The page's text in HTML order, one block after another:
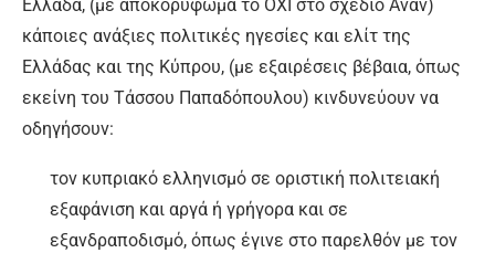
Ελλάδα, (με αποκορύφωμα το ΟΧΙ στο σχέδιο Ανάν)
κάποιες ανάξιες πολιτικές ηγεσίες και ελίτ της
Ελλάδας και της Κύπρου, (με εξαιρέσεις βέβαια, όπως
εκείνη του Τάσσου Παπαδόπουλου) κινδυνεύουν να
οδηγήσουν:
τον κυπριακό ελληνισμό σε οριστική πολιτειακή
εξαφάνιση και αργά ή γρήγορα και σε
εξανδραποδισμό, όπως έγινε στο παρελθόν με τον